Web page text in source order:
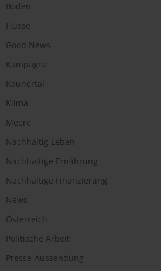
Boden
Flüsse
Good News
Kampagne
Kaunertal
Klima
Meere
Nachhaltig Leben
Nachhaltige Ernährung
Nachhaltige Finanzierung
News
Österreich
Politische Arbeit
Presse-Aussendung